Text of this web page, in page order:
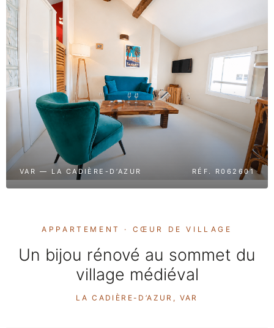
VAR — LA CADIÈRE-D’AZUR RÉF. R062601
APPARTEMENT · CŒUR DE VILLAGE
Un bijou rénové au sommet du
village médiéval
LA CADIÈRE-D’AZUR, VAR